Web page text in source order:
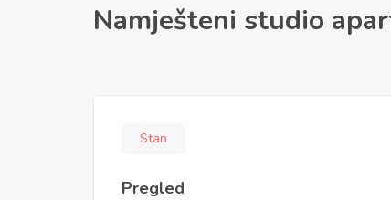
Namješteni studio
Stan
Pregled